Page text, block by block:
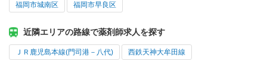
福岡市城南区 福岡市早良区
近隣エリアの路線で薬剤師求人を探す
ＪＲ鹿児島本線(門司港－八代) 西鉄天神大牟田線